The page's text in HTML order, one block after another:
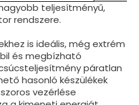
teljesítményű,
rendszere.
is ideális, még extrém
és megbízható
páratlan
hasonló készülékek
vezérlése